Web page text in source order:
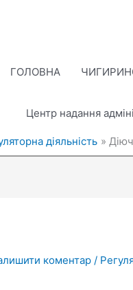
ГОЛОВНА
Центр надання
діяльність
коментар /